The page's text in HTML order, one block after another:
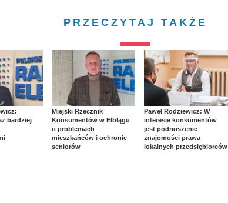
PRZECZYTAJ TAKŻE
bardziej
Miejski Rzecznik
Konsumentów w Elblągu
o problemach
mieszkańców i ochronie
seniorów
Paweł Rodziewicz: W
interesie konsumentów
jest podnoszenie
znajomości prawa
lokalnych przedsiębiorców